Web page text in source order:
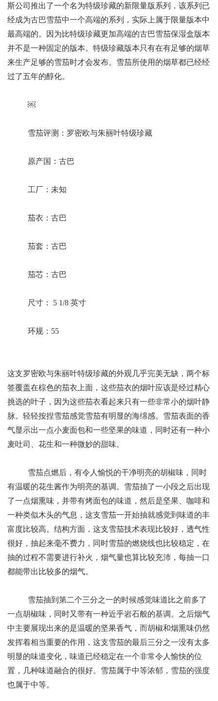
斯公司推出了一个名为特级珍藏的新限量版系列，该系列已
经成为古巴雪茄中一个高端的系列，实际上属于限量版本中
最高端的。因为比特级珍藏更加高端的古巴雪茄保湿盒版本
并不是一种固定的版本。特级珍藏版本只有在有足够的烟草
来生产足够的雪茄时才会发布。雪茄所使用的烟草都已经经
过了五年的醇化。
￼
雪茄评测：罗密欧与朱丽叶特级珍藏
原产国：古巴
工厂：未知
茄衣：古巴
茄套：古巴
茄芯：古巴
尺寸： 5 1/8 英寸
环规：55
这支罗密欧与朱丽叶特级珍藏的外观几乎完美无缺，两个标
签覆盖在棕色的茄衣上面，这些茄衣的烟叶应该是经过精心
挑选的叶子，因为这些茄衣看起来只有一些非常小的烟叶静
脉。轻轻按捏雪茄感觉雪茄有明显的海绵感。雪茄表面的香
气显示出一点小麦面包和一些坚果的味道，同时还有一种小
麦吐司、花生和一种微妙的甜味。
雪茄点燃后，有令人愉悦的干净明亮的胡椒味，同时
有温暖的花生酱作为明亮的基调。雪茄抽了一小段之后出现
了一点烟熏味，并带有烤面包的味道，然后是坚果、咖啡和
一种类似木头的气息，这支雪茄一开始抽就感觉到味道的丰
富度比较高。结构方面，这支雪茄技术表现比较好，透气性
很好，抽起来毫不费力，同时雪茄的燃烧线也比较稳定，在
抽的过程不需要进行补火，烟气量也算比较充沛，每抽一口
都能带出比较多的烟气。
雪茄抽到第二个三分之一的时候感觉味道比之前多了
一点胡椒味，同时又带有一种近乎岩石般的基调。之后烟气
中主要展现出来的是温暖的坚果香气，而胡椒和烟熏味仍然
发挥着相当重要的作用，这支雪茄的最后三分之一没有太多
明显的味道变化，味道已经稳定在一个非常令人愉快的位
置，几种味道融合的很好。雪茄属于中等浓郁，雪茄的强度
也属于中等。